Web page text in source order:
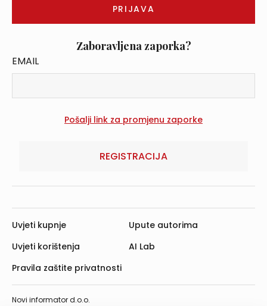
Zaboravljena zaporka?
EMAIL
REGISTRACIJA
Novi informator d.o.o.
Uvjeti kupnje
Uvjeti korištenja
Pravila zaštite privatnosti
Upute autorima
AI Lab